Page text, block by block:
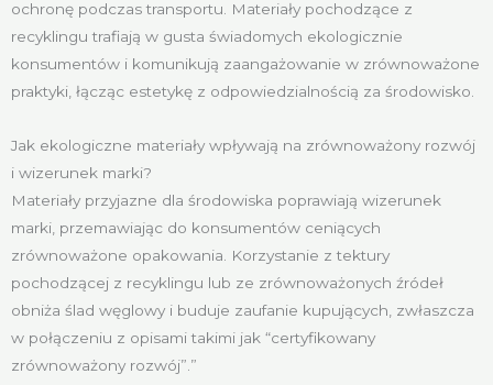
ochronę podczas transportu. Materiały pochodzące z
recyklingu trafiają w gusta świadomych ekologicznie
konsumentów i komunikują zaangażowanie w zrównoważone
praktyki, łącząc estetykę z odpowiedzialnością za środowisko.
Jak ekologiczne materiały wpływają na zrównoważony rozwój
i wizerunek marki?
Materiały przyjazne dla środowiska poprawiają wizerunek
marki, przemawiając do konsumentów ceniących
zrównoważone opakowania. Korzystanie z tektury
pochodzącej z recyklingu lub ze zrównoważonych źródeł
obniża ślad węglowy i buduje zaufanie kupujących, zwłaszcza
w połączeniu z opisami takimi jak “certyfikowany
zrównoważony rozwój”.”